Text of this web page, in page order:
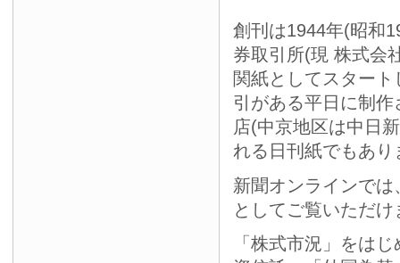
創刊は1944年(昭和
券取引所(現 株式会
関紙としてスター
引がある平日に制
店(中京地区は中日
れる日刊紙でもあり
新聞オンラインで
としてご覧いただけ
「株式市況」をは